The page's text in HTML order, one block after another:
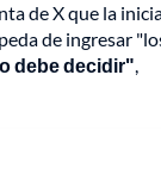
de X que la
de ingresar
debe decidir",